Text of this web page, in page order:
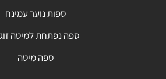
ספות נוער עמינח
ספה נפתחת למיטה
ספה מיטה